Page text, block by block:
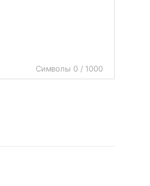
Символы 0 / 1000